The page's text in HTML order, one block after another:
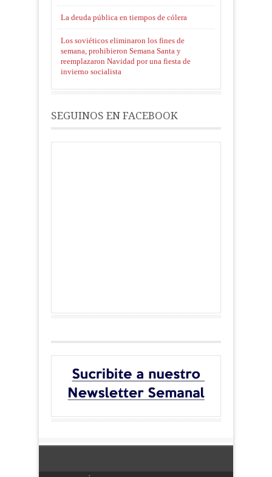
La deuda pública en tiempos de cólera
Los soviéticos eliminaron los fines de
semana, prohibieron Semana Santa y
reemplazaron Navidad por una fiesta de
invierno socialista
SEGUINOS EN FACEBOOK